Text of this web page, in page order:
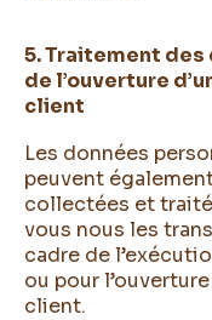
5. Traitement des
de l’ouverture
client
Les données
peuvent
collectées et
vous nous les
cadre de
ou pour
client.